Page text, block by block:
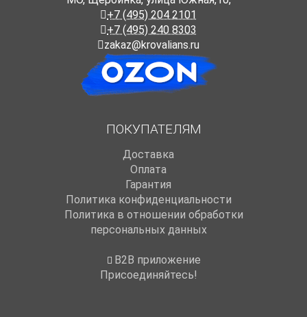
+7 (495) 204 2101
+7 (495) 240 8303
zakaz@krovalians.ru
ПОКУПАТЕЛЯМ
Доставка
Оплата
Гарантия
Политика конфиденциальности
Политика в отношении обработки
персональных данных
B2B приложение
Присоединяйтесь!